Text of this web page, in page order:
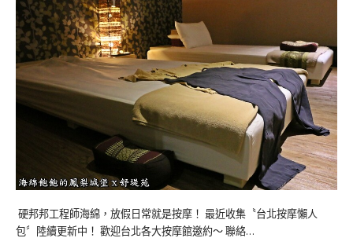
硬邦邦工程師海綿，放假日常就是按摩！ 最近收集〝台北按摩懶人
包〞陸續更新中！ 歡迎台北各大按摩館邀約～ 聯絡…